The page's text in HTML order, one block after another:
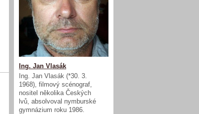
Ing. Jan Vlasák
Ing. Jan Vlasák (*30. 3.
1968), filmový scénograf,
nositel několika Českých
lvů, absolvoval nymburské
gymnázium roku 1986.